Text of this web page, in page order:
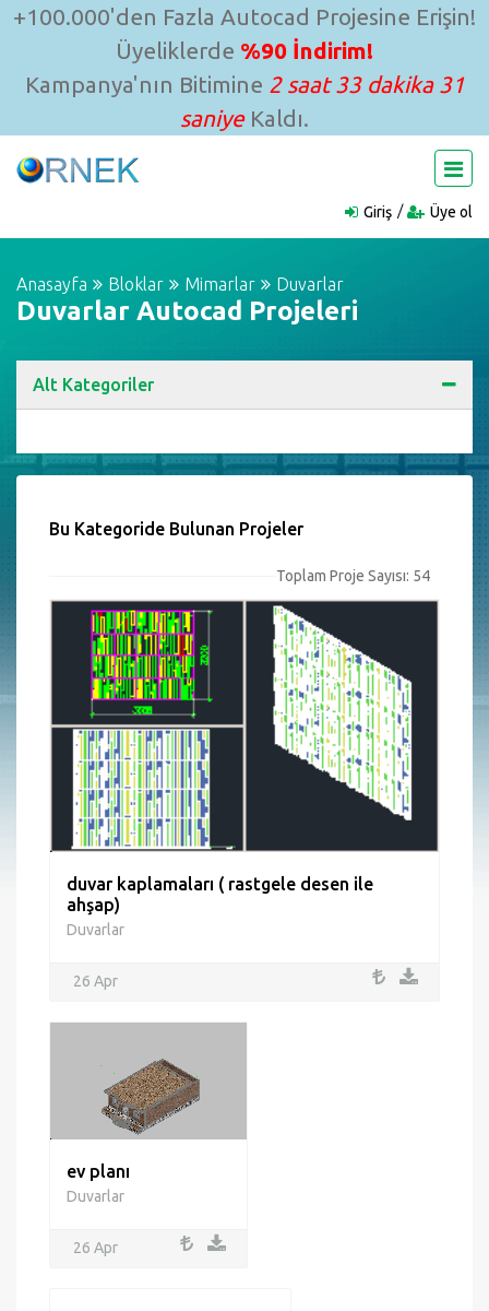
+100.000'den Fazla Autocad Projesine Erişin!
Üyeliklerde %90 İndirim!
Kampanya'nın Bitimine 2 saat 33 dakika 31
saniyeKaldı.
Giriş Üye ol
Anasayfa Bloklar Mimarlar Duvarlar
Duvarlar Autocad Projeleri
Alt Kategoriler
Bu Kategoride Bulunan Projeler
Toplam Proje Sayısı: 54
duvar kaplamaları ( rastgele desen ile
ahşap)
Duvarlar
26 Apr
ev planı
Duvarlar
26 Apr